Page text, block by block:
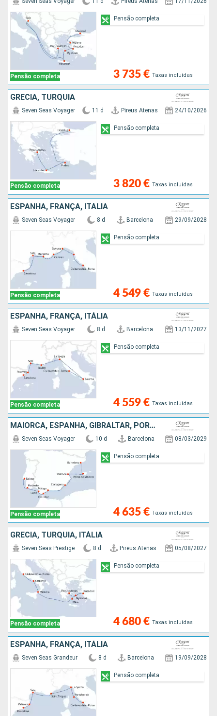
Pensão completa 3 735 € Taxas incluídas
Pensão completa
GRÉCIA, TURQUIA
Pensão completa
Seven Seas Voyager 11 d Pireus Atenas 24/10/2026
3 820 € Taxas incluídas
Pensão completa
ESPANHA, FRANÇA, ITÁLIA
Pensão completa
Seven Seas Voyager 8 d Barcelona 29/09/2028
4 549 € Taxas incluídas
Pensão completa
ESPANHA, FRANÇA, ITÁLIA
Pensão completa
Seven Seas Voyager 8 d Barcelona 13/11/2027
4 559 € Taxas incluídas
Pensão completa
MAIORCA, ESPANHA, GIBRALTAR, PORTUGAL
Pensão completa
Seven Seas Voyager 10 d Barcelona 08/03/2029
4 635 € Taxas incluídas
Pensão completa
GRÉCIA, TURQUIA, ITÁLIA
Pensão completa
Seven Seas Prestige 8 d Pireus Atenas 05/08/2027
4 680 € Taxas incluídas
Pensão completa
ESPANHA, FRANÇA, ITÁLIA
Seven Seas Grandeur 8 d Barcelona 19/09/2028
Pensão completa